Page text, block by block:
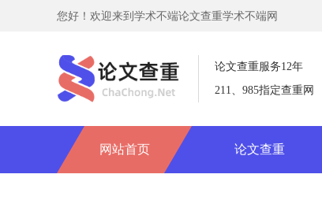
您好！欢迎来到学术不端论文查重学术不端网
网站首页 论文查重
论文查重服务12年
211、985指定查重网